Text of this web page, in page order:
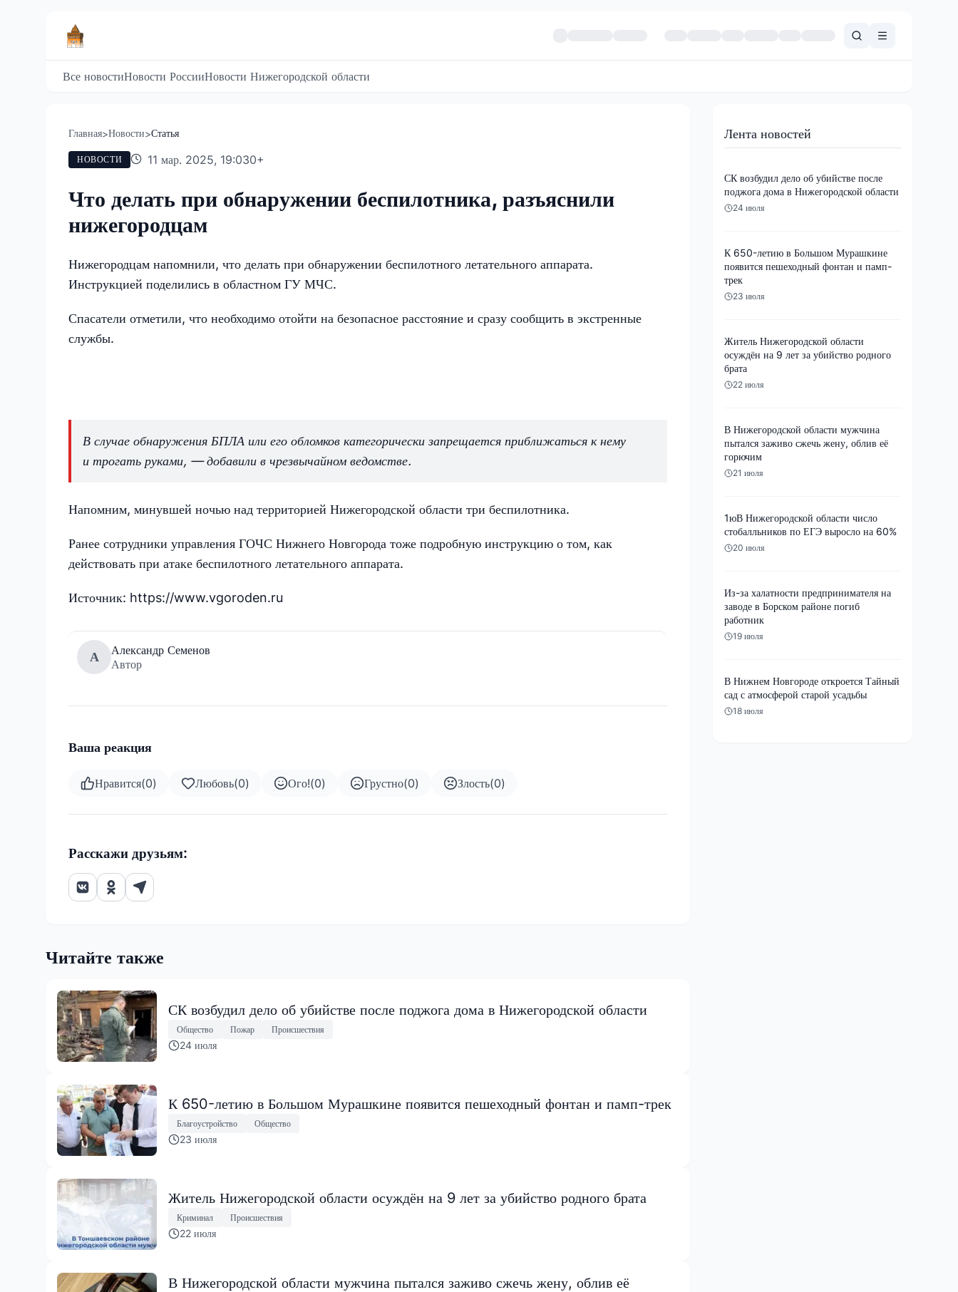
Все новостиНовости РоссииНовости Нижегородской области
Главная>Новости>Статья
НОВОСТИ 11 мар. 2025, 19:030+
Что делать при обнаружении беспилотника, разъяснили
нижегородцам
Нижегородцам напомнили, что делать при обнаружении беспилотного летательного аппарата.
Инструкцией поделились в областном ГУ МЧС.
Спасатели отметили, что необходимо отойти на безопасное расстояние и сразу сообщить в экстренные
службы.
В случае обнаружения БПЛА или его обломков категорически запрещается приближаться к нему
и трогать руками, — добавили в чрезвычайном ведомстве.
Напомним, минувшей ночью над территорией Нижегородской области три беспилотника.
Ранее сотрудники управления ГОЧС Нижнего Новгорода тоже подробную инструкцию о том, как
действовать при атаке беспилотного летательного аппарата.
Источник: https://www.vgoroden.ru
А
Александр Семенов
Автор
Ваша реакция
Нравится(0) Любовь(0) Ого!(0) Грустно(0) Злость(0)
Расскажи друзьям:
Читайте также
СК возбудил дело об убийстве после поджога дома в Нижегородской области
Общество Пожар Происшествия
24 июля
К 650-летию в Большом Мурашкине появится пешеходный фонтан и памп-трек
Благоустройство Общество
23 июля
Житель Нижегородской области осуждён на 9 лет за убийство родного брата
Криминал Происшествия
22 июля
В Нижегородской области мужчина пытался заживо сжечь жену, облив её
Лента новостей
СК возбудил дело об убийстве после
поджога дома в Нижегородской области
24 июля
К 650-летию в Большом Мурашкине
появится пешеходный фонтан и памп-
трек
23 июля
Житель Нижегородской области
осуждён на 9 лет за убийство родного
брата
22 июля
В Нижегородской области мужчина
пытался заживо сжечь жену, облив её
горючим
21 июля
1юВ Нижегородской области число
стобалльников по ЕГЭ выросло на 60%
20 июля
Из-за халатности предпринимателя на
заводе в Борском районе погиб
работник
19 июля
В Нижнем Новгороде откроется Тайный
сад с атмосферой старой усадьбы
18 июля